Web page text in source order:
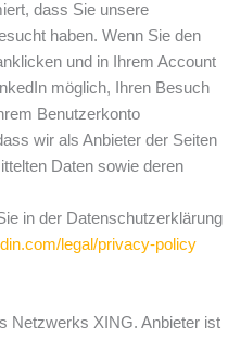
dass Sie unsere
haben. Wenn Sie den
und in Ihrem Account
möglich, Ihren Besuch
Benutzerkonto
wir als Anbieter der Seiten
Daten sowie deren
in der Datenschutzerklärung
legal/privacy-policy
Netzwerks XING. Anbieter ist